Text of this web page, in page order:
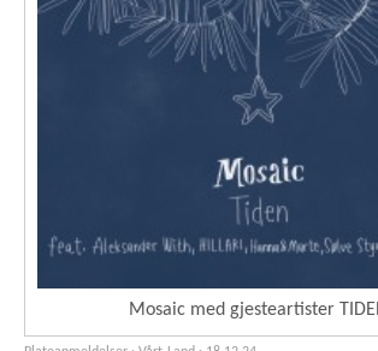
Mosaic med gjesteartister